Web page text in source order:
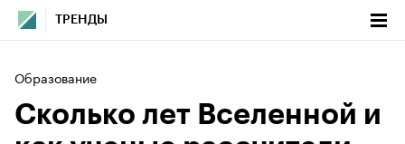
ТРЕНДЫ
Образование
Сколько лет Вселенной и